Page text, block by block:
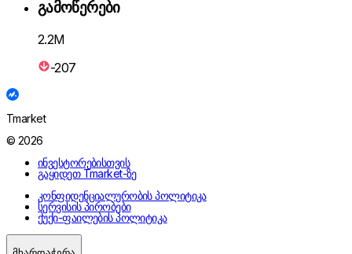
გამოწერები
2.2M
-207
Tmarket
© 2026
ინვესტორებისთვის
გაყიდეთ Tmarket-ზე
კონფიდენციალურობის პოლიტიკა
სერვისის პირობები
ქუქი-ფაილების პოლიტიკა